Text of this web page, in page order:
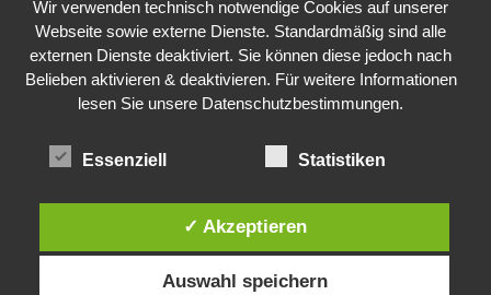
E-Mail:office@communications.co.at
Homepage:www.communications.co.at
UID: ATU 811 196 56
Sabine Pöhacker MSc.
Datenschutz
Wir verwenden technisch notwendige Cookies auf unserer
Webseite sowie externe Dienste. Standardmäßig sind alle
externen Dienste deaktiviert. Sie können diese jedoch nach
Belieben aktivieren & deaktivieren. Für weitere Informationen
lesen Sie unsere Datenschutzbestimmungen.
Essenziell Statistiken
✓ Akzeptieren
Auswahl speichern